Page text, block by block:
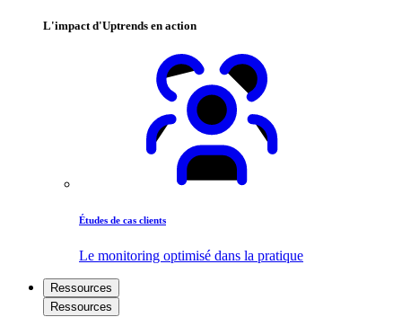
L'impact d'Uptrends en action
Études de cas clients
Le monitoring optimisé dans la pratique
Ressources
Ressources